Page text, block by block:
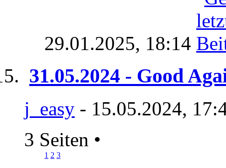
29.01.2025, 18:14
31.05.2024 - Good
j_easy - 15.05.2024,
3 Seiten •
1 2 3